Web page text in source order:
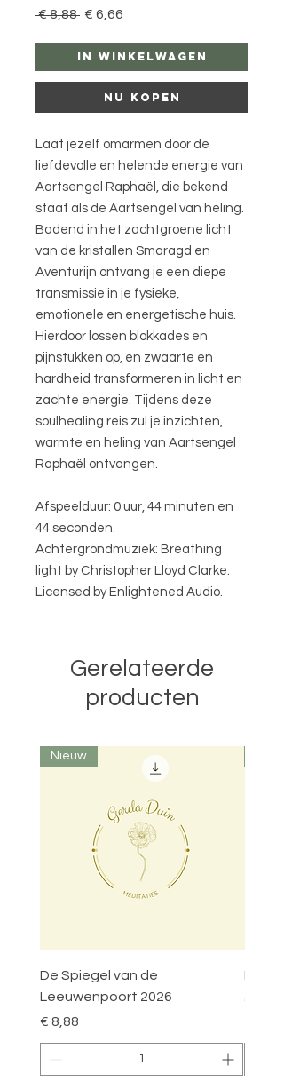
€ 8,88 Normale
€ 6,66
In winkelwagen
Nu kopen
Laat jezelf omarmen door de
liefdevolle en helende energie van
Aartsengel Raphaël, die bekend
staat als de Aartsengel van heling.
Badend in het zachtgroene licht
van de kristallen Smaragd en
Aventurijn ontvang je een diepe
transmissie in je fysieke,
emotionele en energetische huis.
Hierdoor lossen blokkades en
pijnstukken op, en zwaarte en
hardheid transformeren in licht en
zachte energie. Tijdens deze
soulhealing reis zul je inzichten,
warmte en heling van Aartsengel
Raphaël ontvangen.
Afspeelduur: 0 uur, 44 minuten en
44 seconden.
Achtergrondmuziek: Breathing
light by Christopher Lloyd Clarke.
Licensed by Enlightened Audio.
Gerelateerde
producten
Nieuw
De Spiegel van de
Leeuwenpoort 2026
Prijs
€ 8,88
Poort